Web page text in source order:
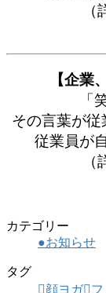
【企業
「
その言葉が
従業員が
カテゴリー
●お知らせ
タグ
顔ヨガ